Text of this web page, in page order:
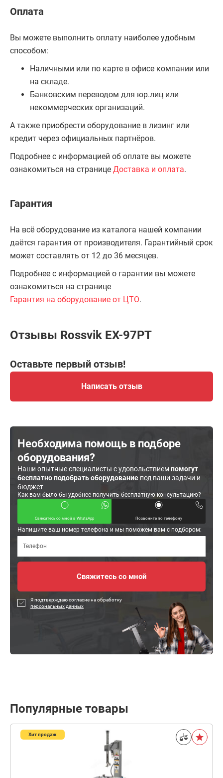
Оплата
Вы можете выполнить оплату наиболее удобным
способом:
Наличными или по карте в офисе компании или
на складе.
Банковским переводом для юр.лиц или
некоммерческих организаций.
А также приобрести оборудование в лизинг или
кредит через официальных партнёров.
Подробнее с информацией об оплате вы можете
ознакомиться на странице Доставка и оплата.
Гарантия
На всё оборудование из каталога нашей компании
даётся гарантия от производителя. Гарантийный срок
может составлять от 12 до 36 месяцев.
Подробнее с информацией о гарантии вы можете
ознакомиться на странице
Гарантия на оборудование от ЦТО.
Отзывы Rossvik EX-97PT
Оставьте первый отзыв!
Написать отзыв
Необходима помощь в подборе
оборудования?
Наши опытные специалисты с удовольствиемпомогут
бесплатно подобрать оборудование под ваши задачи и
бюджет
Как вам было бы удобнее получить бесплатную консультацию?
Свяжитесь со мной в WhatsApp Позвоните по телефону
Напишите ваш номер телефона и мы поможем вам с подбором:
Я подтверждаю согласие на обработку
персональных данных
Популярные товары
Хит продаж